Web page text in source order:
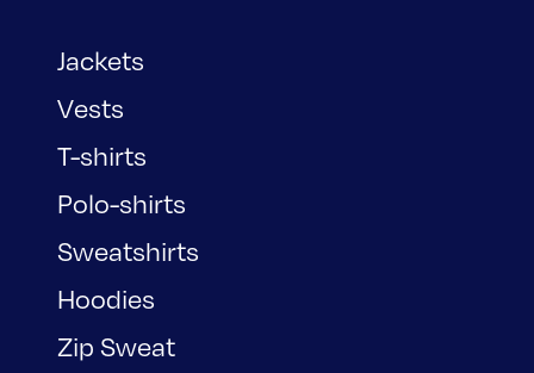
Jackets
Vests
T-shirts
Polo-shirts
Sweatshirts
Hoodies
Zip Sweat